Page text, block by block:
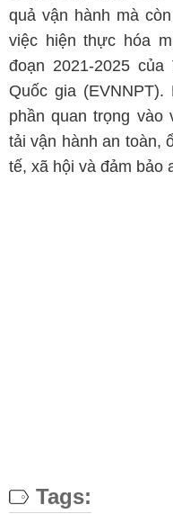
quả vận hành mà
việc hiện thực hóa
đoạn 2021-2025
Quốc gia
phần quan trọng vào
tải vận hành an toàn,
tế, xã hội và đảm bảo
Tags: